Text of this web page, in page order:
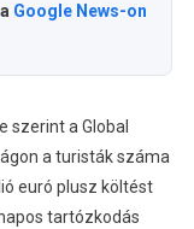
Google News-on
a Global
a turisták száma
euró plusz költést
tartózkodás